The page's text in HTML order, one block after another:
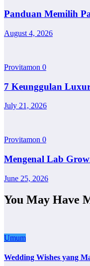
Panduan Memilih
August 4, 2026
Provitamon 0
7 Keunggulan
July 21, 2026
Provitamon 0
Mengenal Lab
June 25, 2026
You May Have
Umum
Wedding Wishes yang